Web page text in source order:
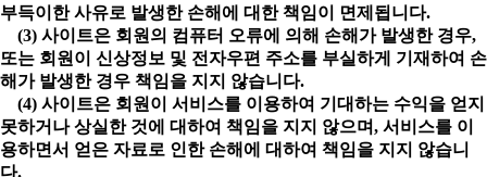
부득이한 사유로 발생한 손해에 대한 책임이 면제됩니다.
(3) 사이트은 회원의 컴퓨터 오류에 의해 손해가 발생한 경우,
또는 회원이 신상정보 및 전자우편 주소를 부실하게 기재하여 손
해가 발생한 경우 책임을 지지 않습니다.
(4) 사이트은 회원이 서비스를 이용하여 기대하는 수익을 얻지
못하거나 상실한 것에 대하여 책임을 지지 않으며, 서비스를 이
용하면서 얻은 자료로 인한 손해에 대하여 책임을 지지 않습니
다.